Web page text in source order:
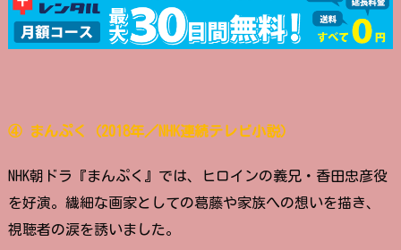
④ まんぷく（2018年／NHK連続テレビ小説）
NHK朝ドラ『まんぷく』では、ヒロインの義兄・香田忠彦役
を好演。繊細な画家としての葛藤や家族への想いを描き、
視聴者の涙を誘いました。